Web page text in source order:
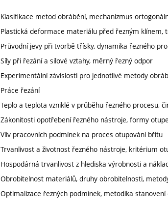
Klasifikace metod obrábění, mechanizmus
Plastická deformace materiálu před řezným klínem,
Průvodní jevy při tvorbě třísky, dynamika řezného
Síly při řezání a silové vztahy, měrný řezný odpor
Experimentální závislosti pro jednotlivé metody
Práce řezání
Teplo a teplota vzniklé v průběhu řezného procesu,
Zákonitosti opotřebení řezného nástroje, formy
Vliv pracovních podmínek na proces otupování břitu
Trvanlivost a životnost řezného nástroje, kritérium
Hospodárná trvanlivost z hlediska výrobnosti a
Obrobitelnost materiálů, druhy obrobitelnosti,
Optimalizace řezných podmínek, metodika